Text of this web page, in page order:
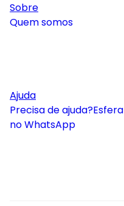
Sobre
Quem somos
Ajuda
Precisa de ajuda?Esfera
no WhatsApp